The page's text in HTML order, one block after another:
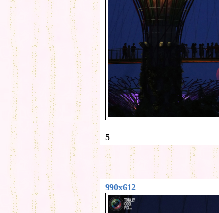
5
990x612